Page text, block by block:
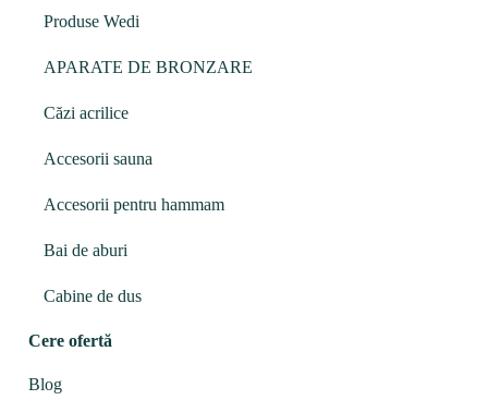
Produse Wedi
APARATE DE BRONZARE
Căzi acrilice
Accesorii sauna
Accesorii pentru hammam
Bai de aburi
Cabine de dus
Cere ofertă
Blog